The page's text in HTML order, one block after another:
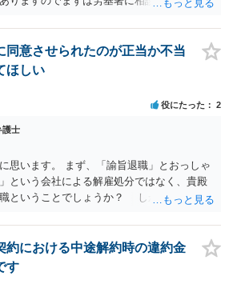
金などの労働債権は他の債務より優先して
までにかなり時間がかかるでしょう。 さら
健康安全機構 」という公的機関が未払賃金
。詳しくは、同機構の＜未払賃金立替払相
8663 相談時間：土日祝日を除く9:15～1
い。同じように未払となった他の従業員の
みるといいでしょう。
同意させられたのが正当か不当
ほしい
役にたった 2
護士
思います。 まず、「諭旨退職」とおっしゃ
という会社による解雇処分ではなく、貴殿
ということでしょうか？ しかし、記載さ
客観的で合理的な理由が必要であり、かつ
上相当と認められない限り、解雇は無効で
炎上の内容や原因、勤務先に与えた影響な
ば、何とも申し上げることができません。
約における中途解約時の違約金
す